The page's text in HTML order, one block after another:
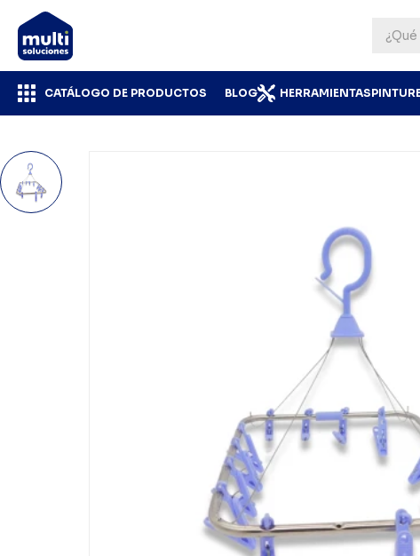
CATÁLOGO DE PRODUCTOS BLOG HERRAMIENTAS